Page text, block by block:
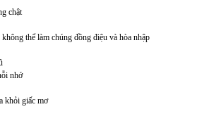
chật
thể làm chúng đồng điệu và hòa nhập
nhớ
khỏi giấc mơ